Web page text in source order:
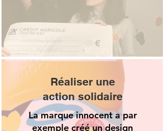
Réaliser une
action solidaire
La marque innocent a par
exemple créé un design